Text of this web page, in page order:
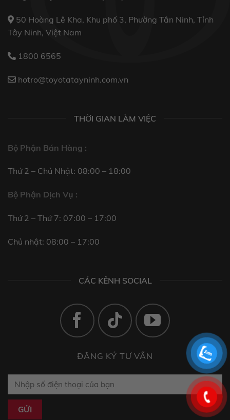
50 Hoàng Lê Kha, Khu phố 3, Phường Tân Ninh, Tỉnh
Tây Ninh, Việt Nam
1800 6565
hotro@toyotatayninh.com.vn
THỜI GIAN LÀM VIỆC
Bộ Phận Bán Hàng :
Thứ 2 – Chủ Nhật: 08:00 – 18:00
Bộ Phận Dịch Vụ :
Thứ 2 – Thứ 7: 07:00 – 17:00
Chủ nhật: 08:00 – 17:00
CÁC KÊNH SOCIAL
ĐĂNG KÝ TƯ VẤN